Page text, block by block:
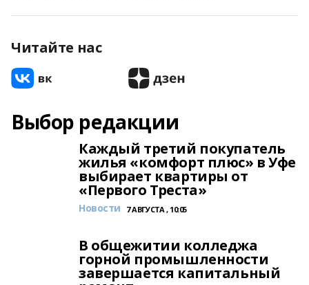
Читайте нас
Выбор редакции
Каждый третий покупатель
жилья «комфорт плюс» в Уфе
выбирает квартиры от
«Первого Треста»
Новости 7 АВГУСТА , 10:05
В общежитии колледжа
горной промышленности
завершается капитальный